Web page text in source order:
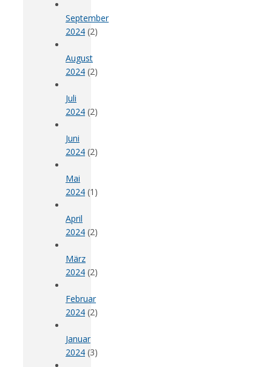
September
2024 (2)
August
2024 (2)
Juli
2024 (2)
Juni
2024 (2)
Mai
2024 (1)
April
2024 (2)
März
2024 (2)
Februar
2024 (2)
Januar
2024 (3)